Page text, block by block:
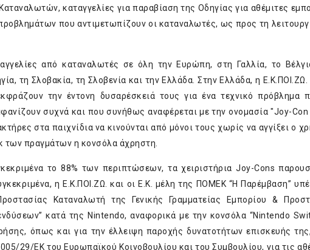
καταγγελίες για παραβίαση της Οδηγίας για αθέμιτες
που αντιμετωπίζουν οι καταναλωτές, ως προς τη
από καταναλωτές σε όλη την Ευρώπη, στη Γαλλία, το
τη Σλοβακία, τη Σλοβενία και την Ελλάδα. Στην Ελλάδα, η
την έντονη δυσαρέσκειά τους για ένα τεχνικό πρόβλημα
συχνά και που συνήθως αναφέρεται με την ονομασία "Joy-Con
στα παιχνίδια να κινούνται από μόνοι τους χωρίς να αγγίξει ο
των πραγμάτων η κονσόλα άχρηστη.
το 88% των περιπτώσεων, τα χειριστήρια Joy-Cons
η Ε.Κ.ΠΟΙ.ΖΩ. και οι Ε.Κ. μέλη της ΠΟΜΕΚ “Η Παρέμβαση”
Καταναλωτή της Γενικής Γραμματείας Εμπορίου &
κατά της Nintendo, αναφορικά με την κονσόλα “Nintendo
όπως και για την έλλειψη παροχής δυνατοτήτων επισκευής
29/EK του Ευρωπαϊκού Κοινοβουλίου και του Συμβουλίου, για τις